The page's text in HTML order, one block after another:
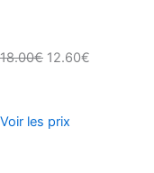
18.00€ 12.60€
Voir les prix